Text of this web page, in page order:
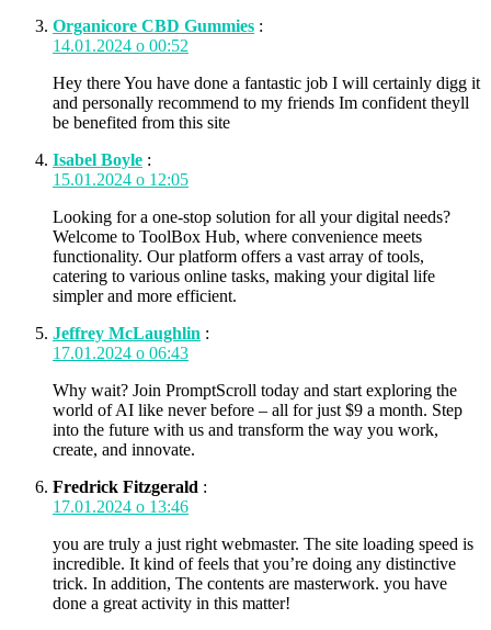
Organicore CBD Gummies :
14.01.2024 о 00:52
Hey there You have done a fantastic job I will certainly digg it
and personally recommend to my friends Im confident theyll
be benefited from this site
Isabel Boyle :
15.01.2024 о 12:05
Looking for a one-stop solution for all your digital needs?
Welcome to ToolBox Hub, where convenience meets
functionality. Our platform offers a vast array of tools,
catering to various online tasks, making your digital life
simpler and more efficient.
Jeffrey McLaughlin :
17.01.2024 о 06:43
Why wait? Join PromptScroll today and start exploring the
world of AI like never before – all for just $9 a month. Step
into the future with us and transform the way you work,
create, and innovate.
Fredrick Fitzgerald :
17.01.2024 о 13:46
you are truly a just right webmaster. The site loading speed is
incredible. It kind of feels that you’re doing any distinctive
trick. In addition, The contents are masterwork. you have
done a great activity in this matter!